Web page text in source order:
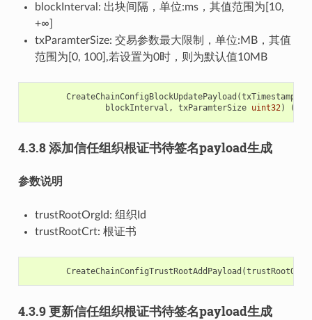
blockInterval: 出块间隔，单位:ms，其值范围为[10,
+∞]
txParamterSize: 交易参数最大限制，单位:MB，其值
范围为[0, 100],若设置为0时，则为默认值10MB
CreateChainConfigBlockUpdatePayload (
blockInterval , txParamterSize uint32) (
4.3.8 添加信任组织根证书待签名payload生成
参数说明
trustRootOrgId: 组织Id
trustRootCrt: 根证书
CreateChainConfigTrustRootAddPayload (
4.3.9 更新信任组织根证书待签名payload生成